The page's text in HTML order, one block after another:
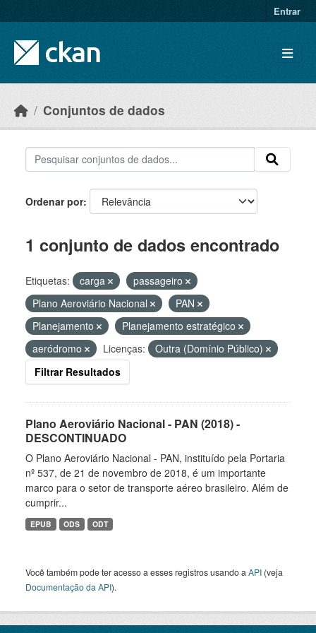
Entrar
Conjuntos de dados
Ordenar por
1 conjunto de dados encontrado
Etiquetas: carga
passageiro
Plano Aeroviário Nacional
PAN
Planejamento
Planejamento estratégico
aeródromo
Licenças:
Outra (Domínio Público)
Filtrar Resultados
Plano Aeroviário Nacional - PAN (2018) -
DESCONTINUADO
O Plano Aeroviário Nacional - PAN, instituído pela Portaria
nº 537, de 21 de novembro de 2018, é um importante
marco para o setor de transporte aéreo brasileiro. Além de
cumprir...
EPUB ODS ODT
Você também pode ter acesso a esses registros usando a API (veja
Documentação da API).